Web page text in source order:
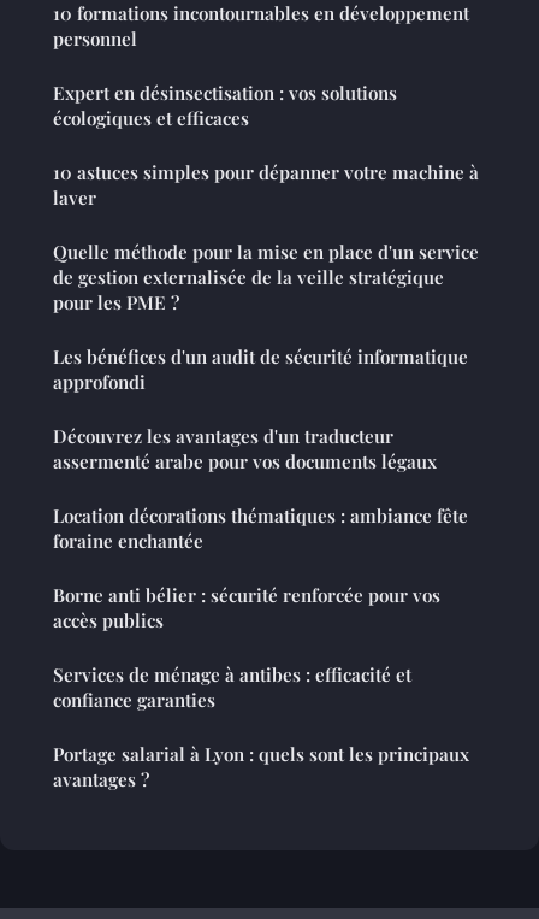
10 formations incontournables en développement
personnel
Expert en désinsectisation : vos solutions
écologiques et efficaces
10 astuces simples pour dépanner votre machine à
laver
Quelle méthode pour la mise en place d'un service
de gestion externalisée de la veille stratégique
pour les PME ?
Les bénéfices d'un audit de sécurité informatique
approfondi
Découvrez les avantages d'un traducteur
assermenté arabe pour vos documents légaux
Location décorations thématiques : ambiance fête
foraine enchantée
Borne anti bélier : sécurité renforcée pour vos
accès publics
Services de ménage à antibes : efficacité et
confiance garanties
Portage salarial à Lyon : quels sont les principaux
avantages ?